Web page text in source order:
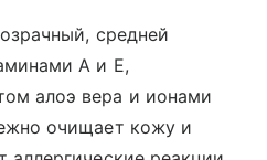
средней
A и E,
алоэ вера и ионами
очищает кожу и